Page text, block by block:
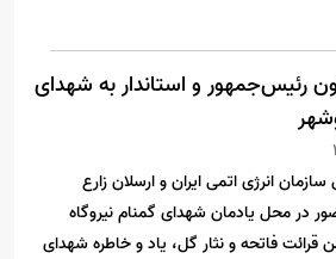
رئیس‌جمهور و استاندار به شهدای
انرژی اتمی ایران و ارسلان زارع
در محل یادمان شهدای گمنام نیروگاه
فاتحه و نثار گل، یاد و خاطره شهدای